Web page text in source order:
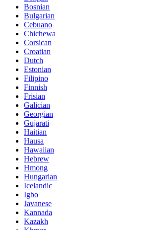
Bosnian
Bulgarian
Cebuano
Chichewa
Corsican
Croatian
Dutch
Estonian
Filipino
Finnish
Frisian
Galician
Georgian
Gujarati
Haitian
Hausa
Hawaiian
Hebrew
Hmong
Hungarian
Icelandic
Igbo
Javanese
Kannada
Kazakh